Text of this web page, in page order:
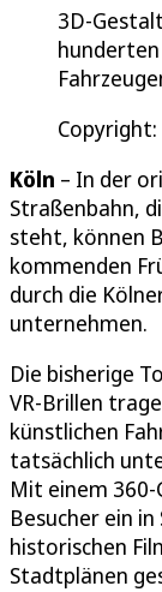
3D-
hunderten
Copyright:
Köln – In der
Straßenbahn,
steht, können
kommenden
durch die
unternehmen.
Die bisherige
VR-Brillen
künstlichen
tatsächlich
Mit einem 360-
Besucher ein
historischen
Stadtplänen